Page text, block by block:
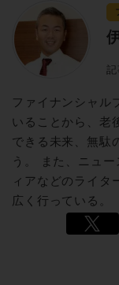
記
ファイナンシャル
いることから、老
できる未来、無駄
う。 また、ニュ
ィアなどのライタ
広く行っている。